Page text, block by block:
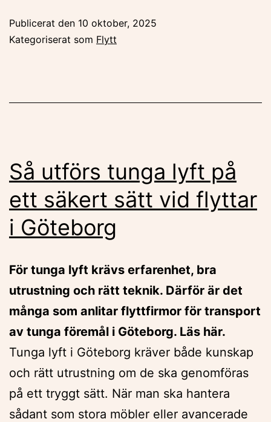
Publicerat den 10 oktober, 2025
Kategoriserat som Flytt
Så utförs tunga lyft på
ett säkert sätt vid flyttar
i Göteborg
För tunga lyft krävs erfarenhet, bra
utrustning och rätt teknik. Därför är det
många som anlitar flyttfirmor för transport
av tunga föremål i Göteborg. Läs här.
Tunga lyft i Göteborg kräver både kunskap
och rätt utrustning om de ska genomföras
på ett tryggt sätt. När man ska hantera
sådant som stora möbler eller avancerade